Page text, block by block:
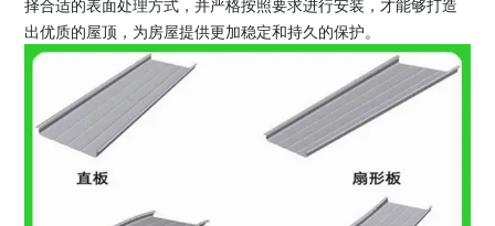
出优质的屋顶，为房屋提供更加稳定和持久的保护。